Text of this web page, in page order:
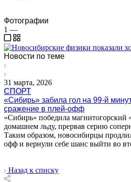
Фотографии
1 —
Новости по теме
31 марта, 2026
СПОРТ
«Сибирь» забила гол на 99-й
сражение в плей-офф
«Сибирь» победила магнитогорский
домашнем льду, прервав серию
Таким образом, новосибирцы
офф и вернули себе шанс выйти во
Назад к списку